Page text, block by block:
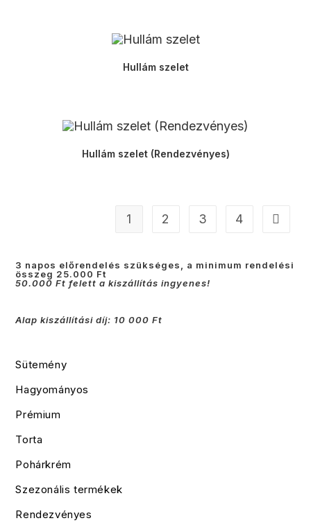
Hullám szelet
Hullám szelet (Rendezvényes)
1 2 3 4
3 napos előrendelés szükséges, a minimum rendelési
összeg 25.000 Ft
50.000 Ft felett a kiszállítás ingyenes!
Alap kiszállítási díj: 10 000 Ft
Sütemény
Hagyományos
Prémium
Torta
Pohárkrém
Szezonális termékek
Rendezvényes